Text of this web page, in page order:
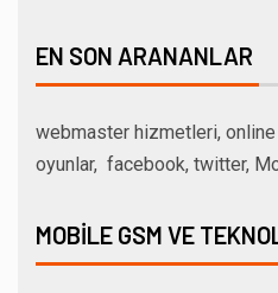
EN SON ARANANLAR
webmaster hizmetleri,
oyunlar, facebook, twitter,
MOBILE GSM VE